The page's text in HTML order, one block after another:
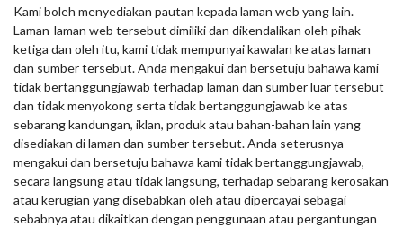
Kami boleh menyediakan pautan kepada laman web yang lain.
Laman-laman web tersebut dimiliki dan dikendalikan oleh pihak
ketiga dan oleh itu, kami tidak mempunyai kawalan ke atas laman
dan sumber tersebut. Anda mengakui dan bersetuju bahawa kami
tidak bertanggungjawab terhadap laman dan sumber luar tersebut
dan tidak menyokong serta tidak bertanggungjawab ke atas
sebarang kandungan, iklan, produk atau bahan-bahan lain yang
disediakan di laman dan sumber tersebut. Anda seterusnya
mengakui dan bersetuju bahawa kami tidak bertanggungjawab,
secara langsung atau tidak langsung, terhadap sebarang kerosakan
atau kerugian yang disebabkan oleh atau dipercayai sebagai
sebabnya atau dikaitkan dengan penggunaan atau pergantungan